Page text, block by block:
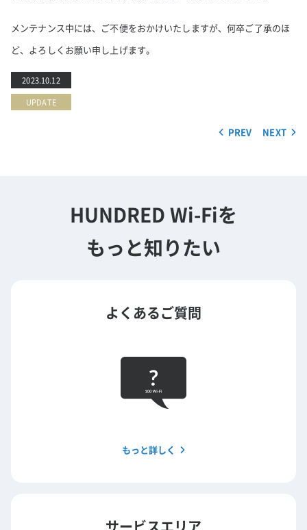
メンテナンス中には、ご不便をおかけいたしますが、何卒ご了承のほ
ど、よろしくお願い申し上げます。
2023.10.12
UPDATE
PREV NEXT
HUNDRED Wi-Fiを
もっと知りたい
よくあるご質問
もっと詳しく